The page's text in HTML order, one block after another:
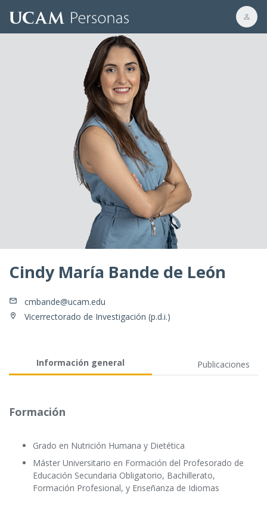
Cindy María Bande de León
cmbande@ucam.edu
Vicerrectorado de Investigación (p.d.i.)
Información general Publicaciones
Formación
Grado en Nutrición Humana y Dietética
Máster Universitario en Formación del Profesorado de
Educación Secundaria Obligatorio, Bachillerato,
Formación Profesional, y Enseñanza de Idiomas